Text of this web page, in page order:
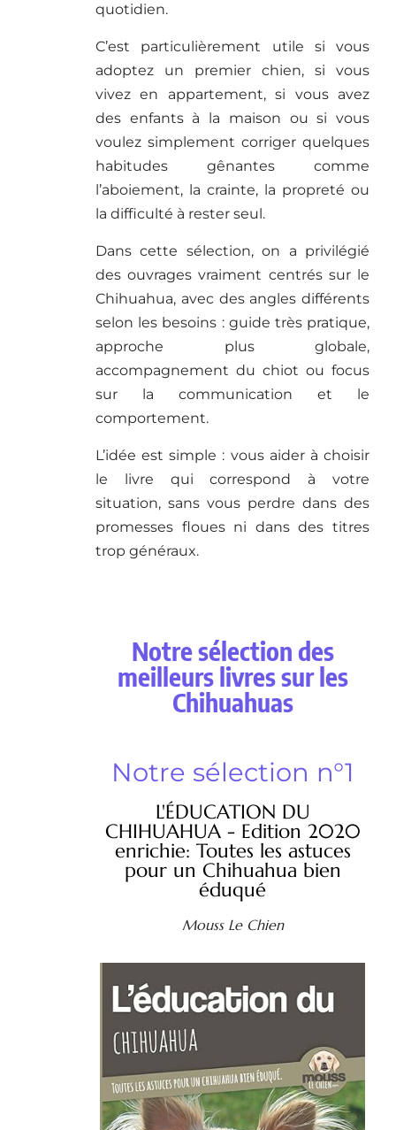
quotidien.
C’est particulièrement utile si vous
adoptez un premier chien, si vous
vivez en appartement, si vous avez
des enfants à la maison ou si vous
voulez simplement corriger quelques
habitudes gênantes comme
l’aboiement, la crainte, la propreté ou
la difficulté à rester seul.
Dans cette sélection, on a privilégié
des ouvrages vraiment centrés sur le
Chihuahua, avec des angles différents
selon les besoins : guide très pratique,
approche plus globale,
accompagnement du chiot ou focus
sur la communication et le
comportement.
L’idée est simple : vous aider à choisir
le livre qui correspond à votre
situation, sans vous perdre dans des
promesses floues ni dans des titres
trop généraux.
Notre sélection des
meilleurs livres sur les
Chihuahuas
Notre sélection n°1
L'ÉDUCATION DU
CHIHUAHUA - Edition 2020
enrichie: Toutes les astuces
pour un Chihuahua bien
éduqué
Mouss Le Chien